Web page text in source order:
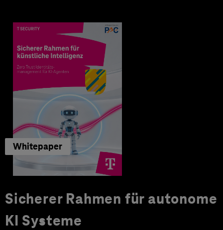
Whitepaper
Sicherer Rahmen für autonome
KI Systeme